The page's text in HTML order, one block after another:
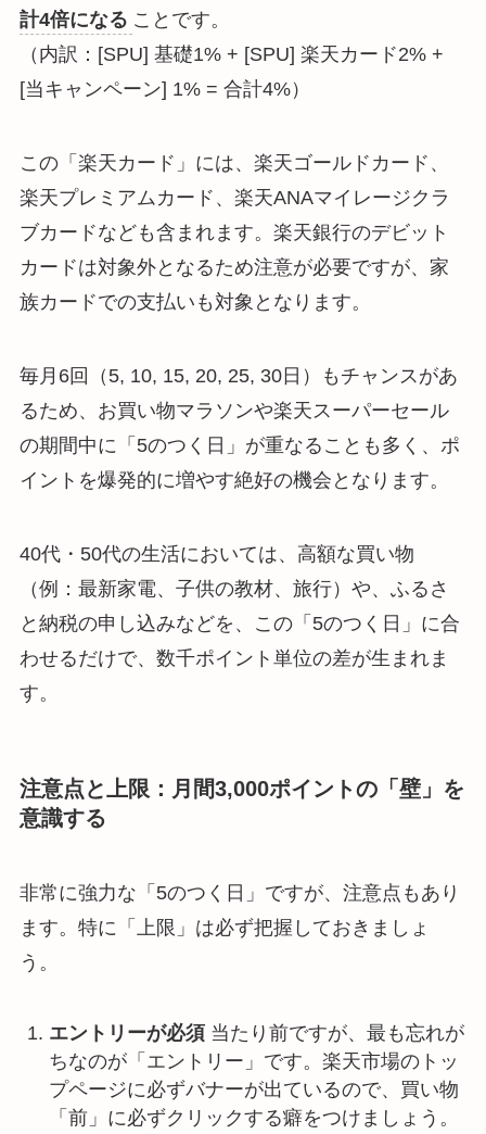
計4倍になる ことです。
（内訳：[SPU] 基礎1% + [SPU] 楽天カード2% +
[当キャンペーン] 1% = 合計4%）
この「楽天カード」には、楽天ゴールドカード、
楽天プレミアムカード、楽天ANAマイレージクラ
ブカードなども含まれます。楽天銀行のデビット
カードは対象外となるため注意が必要ですが、家
族カードでの支払いも対象となります。
毎月6回（5, 10, 15, 20, 25, 30日）もチャンスがあ
るため、お買い物マラソンや楽天スーパーセール
の期間中に「5のつく日」が重なることも多く、ポ
イントを爆発的に増やす絶好の機会となります。
40代・50代の生活においては、高額な買い物
（例：最新家電、子供の教材、旅行）や、ふるさ
と納税の申し込みなどを、この「5のつく日」に合
わせるだけで、数千ポイント単位の差が生まれま
す。
注意点と上限：月間3,000ポイントの「壁」を
意識する
非常に強力な「5のつく日」ですが、注意点もあり
ます。特に「上限」は必ず把握しておきましょ
う。
エントリーが必須当たり前ですが、最も忘れが
ちなのが「エントリー」です。楽天市場のトッ
プページに必ずバナーが出ているので、買い物
「前」に必ずクリックする癖をつけましょう。